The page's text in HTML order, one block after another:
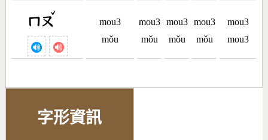
ㄇㄡ
ˇ
mou3
mǒu
mou3
mǒu
mou3
mǒu
mou3
mǒu
mou3
mou3
字形資訊